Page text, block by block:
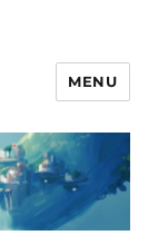
MENU